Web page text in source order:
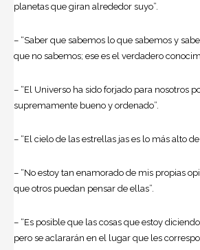
planetas que giran alrededor suyo”.
– “Saber que sabemos lo que sabemos y
que no sabemos; ese es el verdadero
– “El Universo ha sido forjado para nosotros
supremamente bueno y ordenado”.
– “El cielo de las estrellas jas es lo más alto
– “No estoy tan enamorado de mis propias
que otros puedan pensar de ellas”.
– “Es posible que las cosas que estoy
pero se aclararán en el lugar que les